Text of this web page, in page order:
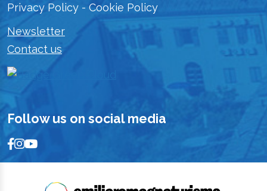
Privacy Policy - Cookie Policy
Newsletter
Contact us
Follow us on social media